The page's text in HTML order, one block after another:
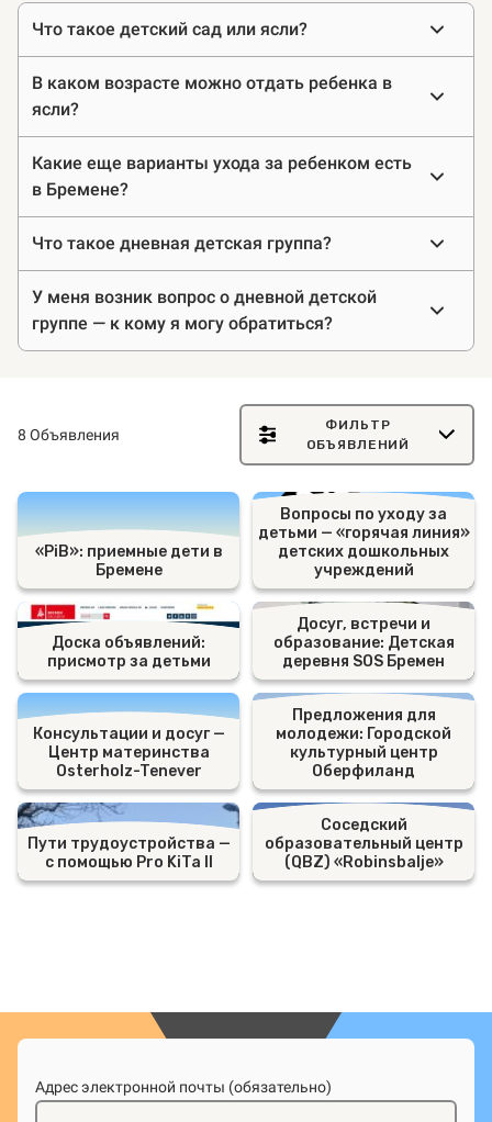
Часто
задаваемые
вопросы
Что такое детский сад или ясли?
В каком возрасте можно отдать ребенка в
ясли?
Какие еще варианты ухода за ребенком есть
в Бремене?
Что такое дневная детская группа?
У меня возник вопрос о дневной детской
группе — к кому я могу обратиться?
8 Объявления
ФИЛЬТР
ОБЪЯВЛЕНИЙ
«PiB»: приемные дети в
Бремене
Вопросы по уходу за
детьми — «горячая линия»
детских дошкольных
учреждений
Доска объявлений:
присмотр за детьми
Досуг, встречи и
образование: Детская
деревня SOS Бремен
Консультации и досуг —
Центр материнства
Osterholz-Tenever
Предложения для
молодежи: Городской
культурный центр
Оберфиланд
Пути трудоустройства —
с помощью Pro KiTa II
Соседский
образовательный центр
(QBZ) «Robinsbalje»
Адрес электронной почты (обязательно)